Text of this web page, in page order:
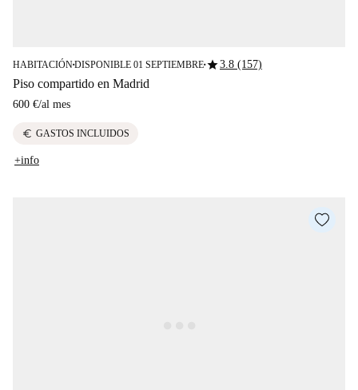
HABITACIÓN■DISPONIBLE 01 SEPTIEMBRE■star3.8 (157)
Piso compartido en Madrid
600 €/al mes
euro GASTOS INCLUIDOS
+info